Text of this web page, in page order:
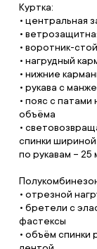
Куртка:
• центральная
•
• воротник-
• нагрудный
• нижние
• рукава с
• пояс с
объёма
•
спинки шириной
по рукавам – 25
• отрезной
• бретели с
фастексы
• объём спинки